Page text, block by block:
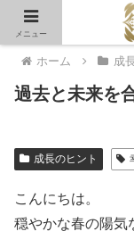
ホーム 成
過去と未来を
成長のヒント
こんにちは。
穏やかな春の陽気
メニュー